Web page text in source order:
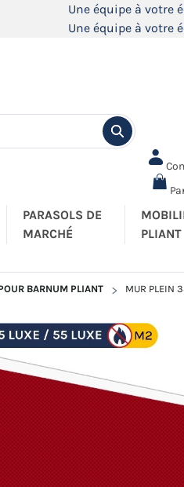
Une équipe à votre
Une équipe à votre
PARASOLS DE
MARCHÉ
PLIANT
BARNUM PLIANT MUR PLEIN